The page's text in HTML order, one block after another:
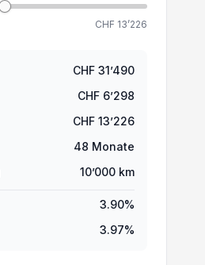
CHF 13’226
CHF 31’490
CHF 6’298
CHF 13’226
48 Monate
10’000km
3.90%
3.97%